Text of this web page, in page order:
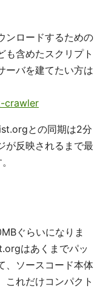
ンロードするための
も含めたスクリプト
ーバを建てたい方は
crawler
との同期は2分
が反映されるまで最
ぐらいになりま
はあくまでパッ
、ソースコード本体
れだけコンパクト